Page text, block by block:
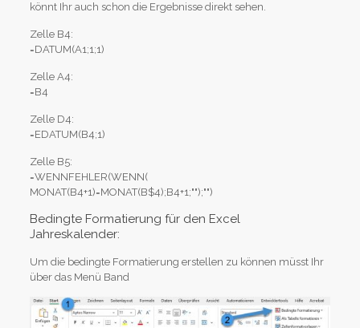
könnt Ihr auch schon die Ergebnisse direkt sehen.
Zelle B4:
=DATUM(A1;1;1)
Zelle A4:
=B4
Zelle D4:
=EDATUM(B4;1)
Zelle B5:
=WENNFEHLER(WENN(
MONAT(B4+1)=MONAT(B$4);B4+1;"");"")
Bedingte Formatierung für den Excel
Jahreskalender:
Um die bedingte Formatierung erstellen zu können müsst Ihr
über das Menü Band